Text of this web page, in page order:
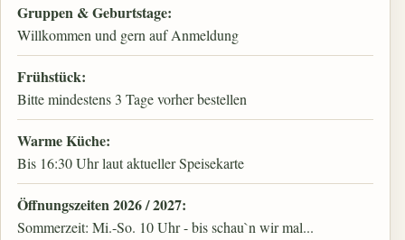
Gruppen & Geburtstage:
Willkommen und gern auf Anmeldung
Frühstück:
Bitte mindestens 3 Tage vorher bestellen
Warme Küche:
Bis 16:30 Uhr laut aktueller Speisekarte
Öffnungszeiten 2026 / 2027:
Sommerzeit: Mi.-So. 10 Uhr - bis schau`n wir mal...